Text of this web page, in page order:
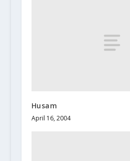
Husam
April 16, 2004